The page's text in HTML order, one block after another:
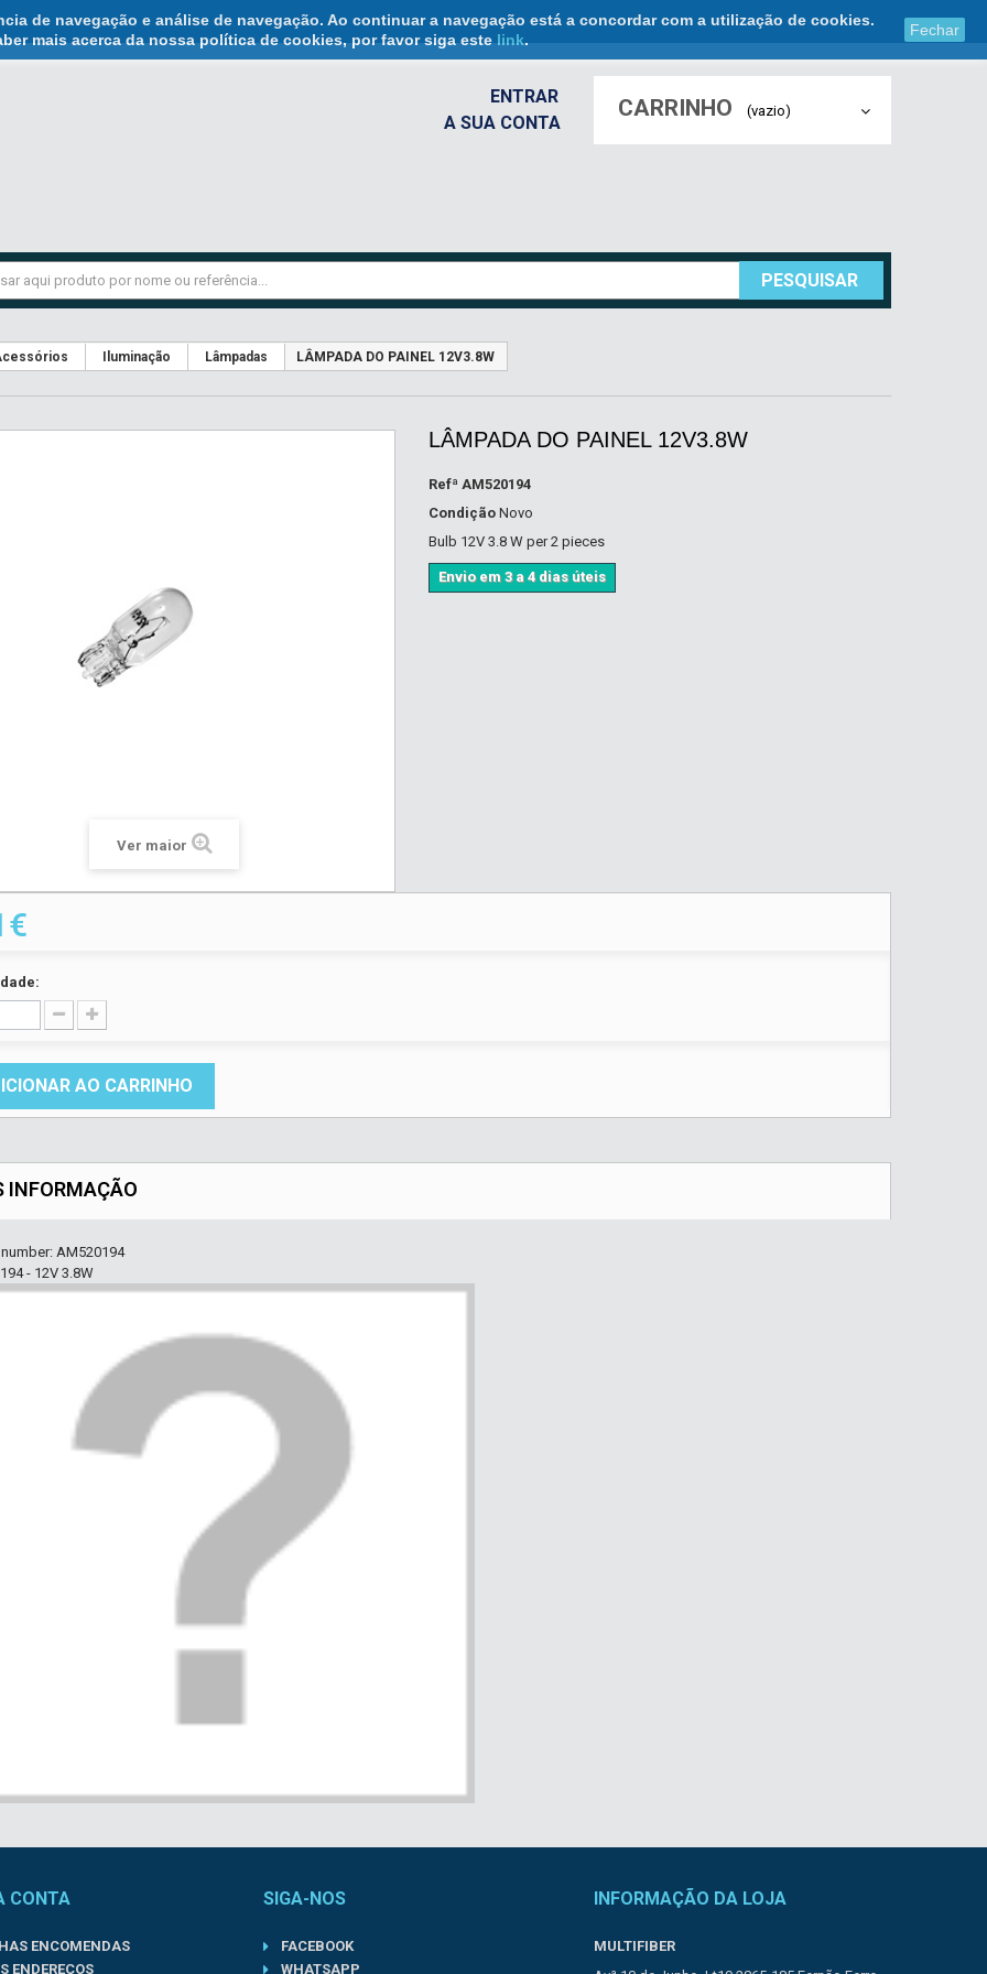
de navegação e análise de navegação. Ao continuar a navegação está a concordar com a utilização de cookies.
mais acerca da nossa política de cookies, por favor siga este link.
Fechar
CARRINHO (vazio)
ENTRAR
A SUA CONTA
PESQUISAR
Iluminação Lâmpadas LÂMPADA DO PAINEL 12V3.8W
Ver maior
LÂMPADA DO PAINEL 12V3.8W
Refª AM520194
Condição Novo
Bulb 12V 3.8 W per 2 pieces
Envio em 3 a 4 dias úteis
AO CARRINHO
INFORMAÇÃO
AM520194
- 12V 3.8W
CONTA
ENCOMENDAS
ENDEREÇOS
SIGA-NOS
FACEBOOK
WHATSAPP
INFORMAÇÃO DA LOJA
MULTIFIBER